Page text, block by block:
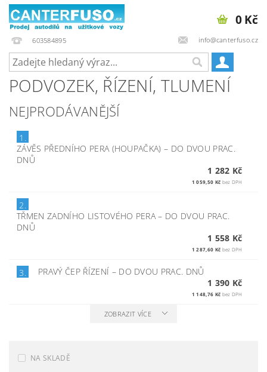
603584895 info@canterfuso.cz
0 Kč
PODVOZEK, ŘÍZENÍ, TLUMENÍ
NEJPRODÁVANĚJŠÍ
1.
ZÁVĚS PŘEDNÍHO PERA (HOUPAČKA)– DO DVOU PRAC.
DNŮ
1 282 Kč
1 059,50 Kč bez DPH
2.
TŘMEN ZADNÍHO LISTOVÉHO PERA– DO DVOU PRAC.
DNŮ
1 558 Kč
1 287,60 Kč bez DPH
3. PRAVÝ ČEP ŘÍZENÍ – DO DVOU PRAC. DNŮ
1 390 Kč
1 148,76 Kč bez DPH
ZOBRAZIT VÍCE
NA SKLADĚ